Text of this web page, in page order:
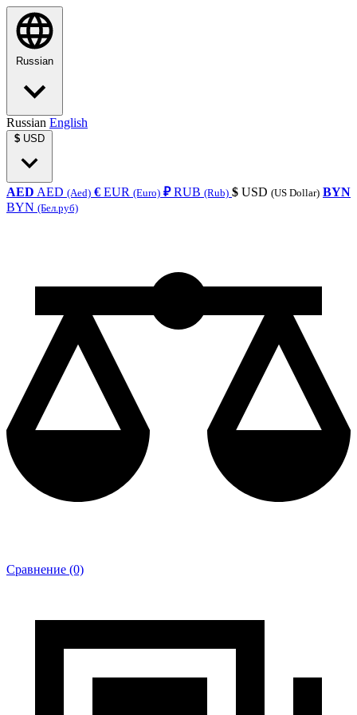
Russian
Russian English
$ USD
AED AED (Aed) € EUR (Euro) ₽RUB (Rub) $ USD (US Dollar) BYN
BYN (Бел.руб)
Сравнение (0)